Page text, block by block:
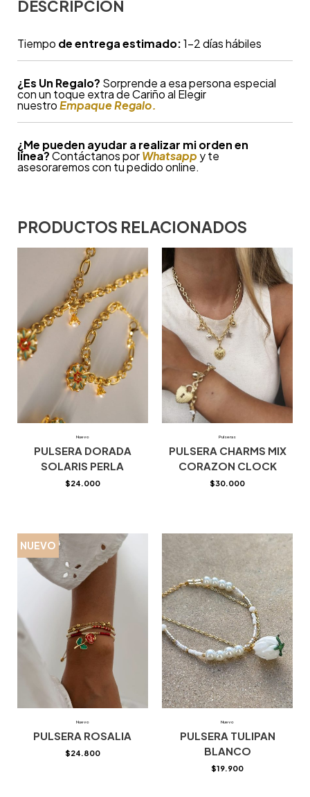
DESCRIPCIÓN
Tiempo de entrega estimado:1-2 días hábiles
¿Es Un Regalo? Sorprende a esa persona especial
con un toque extra de Cariño al Elegir
nuestroEmpaque Regalo.
¿Me pueden ayudar a realizar mi orden en
línea?Contáctanos por Whatsapp y te
asesoraremos con tu pedido online.
PRODUCTOS RELACIONADOS
Nuevo
PULSERA DORADA
SOLARIS PERLA
$24.000
Pulseras
PULSERA CHARMS MIX
CORAZON CLOCK
$30.000
NUEVO
Nuevo
PULSERA ROSALIA
$24.800
Nuevo
PULSERA TULIPAN
BLANCO
$19.900